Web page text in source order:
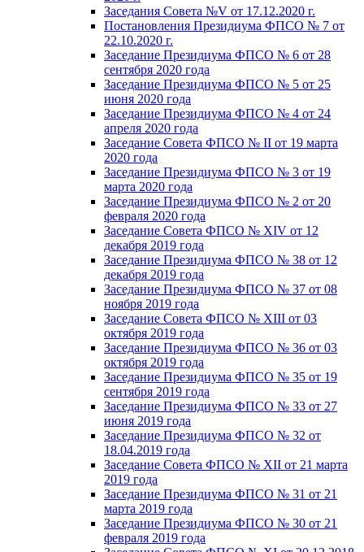
Заседания Совета №V от 17.12.2020 г.
Постановления Президиума ФПСО № 7 от
22.10.2020 г.
Заседание Президиума ФПСО № 6 от 28
сентября 2020 года
Заседание Президиума ФПСО № 5 от 25
июня 2020 года
Заседание Президиума ФПСО № 4 от 24
апреля 2020 года
Заседание Совета ФПСО № II от 19 марта
2020 года
Заседание Президиума ФПСО № 3 от 19
марта 2020 года
Заседание Президиума ФПСО № 2 от 20
февраля 2020 года
Заседание Совета ФПСО № XIV от 12
декабря 2019 года
Заседание Президиума ФПСО № 38 от 12
декабря 2019 года
Заседание Президиума ФПСО № 37 от 08
ноября 2019 года
Заседание Совета ФПСО № XIII от 03
октября 2019 года
Заседание Президиума ФПСО № 36 от 03
октября 2019 года
Заседание Президиума ФПСО № 35 от 19
сентября 2019 года
Заседание Президиума ФПСО № 33 от 27
июня 2019 года
Заседание Президиума ФПСО № 32 от
18.04.2019 года
Заседание Совета ФПСО № XII от 21 марта
2019 года
Заседание Президиума ФПСО № 31 от 21
марта 2019 года
Заседание Президиума ФПСО № 30 от 21
февраля 2019 года